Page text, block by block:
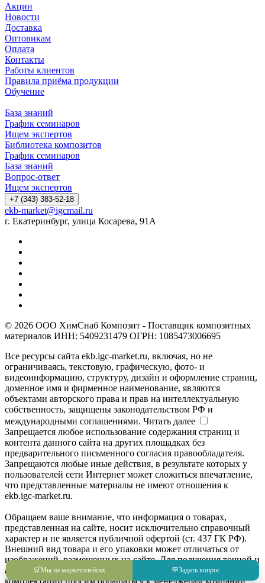
🛒Мы на маркетплейсах 💬Задать вопрос
Акции
Новости
Доставка
Оптовикам
Оплата
Контакты
Работы клиентов
Правила приёма продукции
Обучение
База знаний
График семинаров
Ищем экспертов
Библиотека композитов
График семинаров
База знаний
Вопрос-ответ
Ищем экспертов
+7 (343) 383-52-18
ekb-market@igcmail.ru
г. Екатеринбург, улица Косарева, 91А
© 2026 ООО ХимСнаб Композит - Поставщик композитных
материалов ИНН: 5409231479 ОГРН: 1085473006695
Все ресурсы сайта ekb.igc-market.ru, включая, но не
ограничиваясь, текстовую, графическую, фото- и
видеоинформацию, структуру, дизайн и оформление страниц,
доменное имя и фирменное наименование, являются
объектами авторского права и прав на интеллектуальную
собственность, защищены законодательством РФ и
международными соглашениями. Читать далее
Запрещается любое использование содержания страниц и
контента данного сайта на других площадках без
предварительного письменного согласия правообладателя.
Запрещаются любые иные действия, в результате которых у
пользователей сети Интернет может сложиться впечатление,
что представленные материалы не имеют отношения к
ekb.igc-market.ru.
Обращаем ваше внимание, что информация о товарах,
представленная на сайте, носит исключительно справочный
характер и не является публичной офертой (ст. 437 ГК РФ).
Внешний вид товара и его упаковки может отличаться от
изображений, размещенных на сайте. Для получения точной и
актуальной информации о товаре, его характеристиках и
комплектации просим обращаться к менеджерам компании.